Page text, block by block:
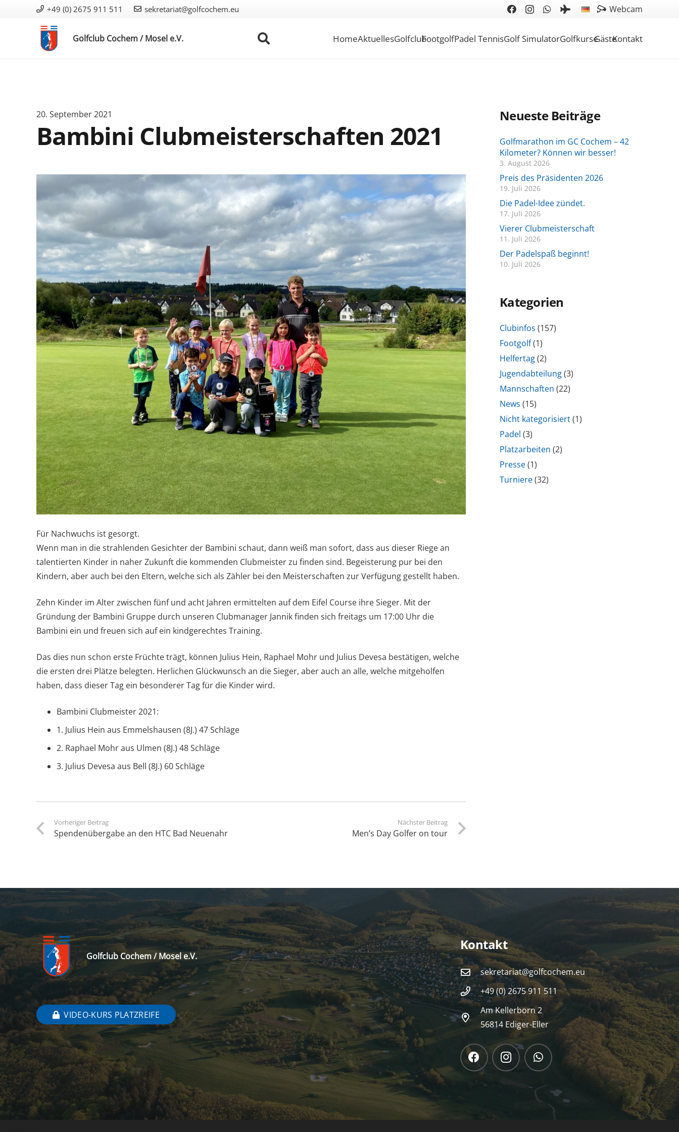
+49 (0) 2675 911 511 sekretariat@golfcochem.eu Webcam
Golfclub Cochem / Mosel e.V. HomeAktuellesGolfclubFootgolfPadel TennisGolf SimulatorGolfkurseGästeKontakt
20. September 2021
Bambini Clubmeisterschaften 2021
Für Nachwuchs ist gesorgt.
Wenn man in die strahlenden Gesichter der Bambini schaut, dann weiß man sofort, dass aus dieser Riege an
talentierten Kinder in naher Zukunft die kommenden Clubmeister zu finden sind. Begeisterung pur bei den
Kindern, aber auch bei den Eltern, welche sich als Zähler bei den Meisterschaften zur Verfügung gestellt haben.
Zehn Kinder im Alter zwischen fünf und acht Jahren ermittelten auf dem Eifel Course ihre Sieger. Mit der
Gründung der Bambini Gruppe durch unseren Clubmanager Jannik finden sich freitags um 17:00 Uhr die
Bambini ein und freuen sich auf ein kindgerechtes Training.
Das dies nun schon erste Früchte trägt, können Julius Hein, Raphael Mohr und Julius Devesa bestätigen, welche
die ersten drei Plätze belegten. Herlichen Glückwunsch an die Sieger, aber auch an alle, welche mitgeholfen
haben, dass dieser Tag ein besonderer Tag für die Kinder wird.
Bambini Clubmeister 2021:
1. Julius Hein aus Emmelshausen (8J.) 47 Schläge
2. Raphael Mohr aus Ulmen (8J.) 48 Schläge
3. Julius Devesa aus Bell (8J.) 60 Schläge
Vorheriger Beitrag
Spendenübergabe an den HTC Bad Neuenahr
Nächster Beitrag
Men’s Day Golfer on tour
Neueste Beiträge
Golfmarathon im GC Cochem – 42
Kilometer? Können wir besser!
3. August 2026
Preis des Präsidenten 2026
19. Juli 2026
Die Padel-Idee zündet.
17. Juli 2026
Vierer Clubmeisterschaft
11. Juli 2026
Der Padelspaß beginnt!
10. Juli 2026
Kategorien
Clubinfos (157)
Footgolf(1)
Helfertag(2)
Jugendabteilung(3)
Mannschaften (22)
News (15)
Nicht kategorisiert(1)
Padel (3)
Platzarbeiten (2)
Presse(1)
Turniere(32)
Golfclub Cochem / Mosel e.V.
VIDEO-KURS PLATZREIFE
Kontakt
sekretariat@golfcochem.eu
+49 (0) 2675 911 511
Am Kellerborn 2
56814 Ediger-Eller